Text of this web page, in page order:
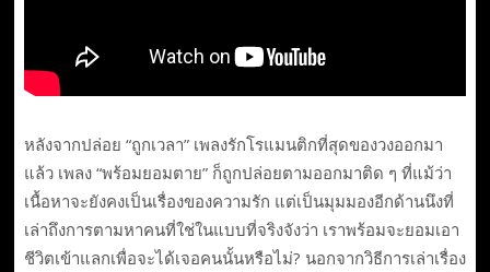
หลังจากปล่อย “ถูกเวลา” เพลงรักโรแมนติกที่สุดของวงออกมา
แล้ว เพลง “พร้อมยอมตาย” ก็ถูกปล่อยตามออกมาติด ๆ ที่แม้ว่า
เนื้อหาจะยังคงเป็นเรื่องของความรัก แต่เป็นมุมมองอีกด้านนึงที่
เล่าถึงการตามหาคนที่ใช่ในแบบที่จริงจังว่า เราพร้อมจะยอมเอา
ชีวิตเข้าแลกเพื่อจะได้เจอคนนั้นหรือไม่? นอกจากวิธีการเล่าเรื่อง